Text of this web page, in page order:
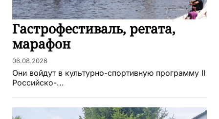
Гастрофестиваль, регата,
марафон
06.08.2026
Они войдут в культурно-спортивную программу II
Российско-...